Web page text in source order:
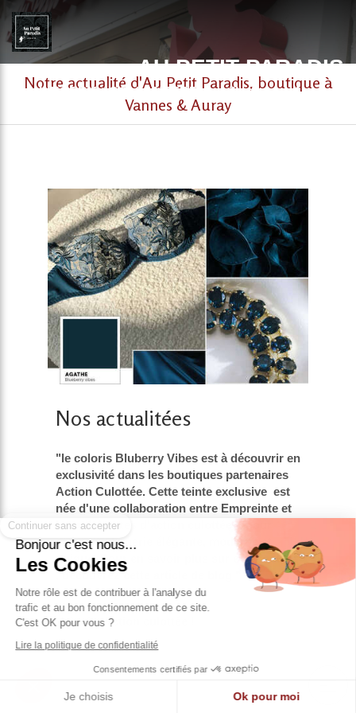
AU PETIT PARADIS
LINGERIE / COLLANTERIE / maillotterie. à Auray et
Notre actualité d'Au Petit Paradis, boutique à
Vannes & Auray
Nos actualitées
"le coloris Bluberry Vibes est à découvrir en
exclusivité dans les boutiques partenaires
Action Culottée. Cette teinte exclusive est
née d'une collaboration entre Empreinte et
les adhérentes d'action culottée !, pour
créer une lingerie élégante, moderne et
unique. Pour en savoir plus sur cette action
, découvrez cette article de blog "
Voir site Action culottée !
Continuer sans accepter
Bonjour c'est nous...
Les Cookies
Notre rôle est de contribuer à l'analyse du
trafic et au bon fonctionnement de ce site.
C'est OK pour vous ?
Lire la politique de confidentialité
Consentements certifiés par
Je choisis Ok pour moi